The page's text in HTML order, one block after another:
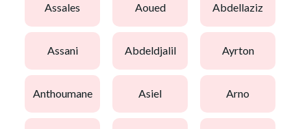
assales aoued abdellaziz
assani abdeldjalil ayrton
anthoumane asiel arno